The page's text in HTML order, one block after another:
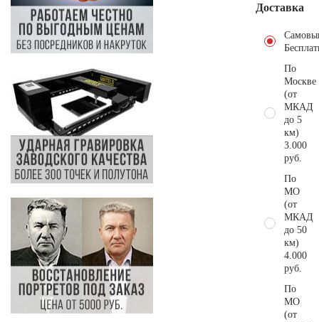
Доставка
По
Москве
(от
МКАД
до 5
км)
3.000
руб.
По
МО
(от
МКАД
до 50
км)
4.000
руб.
По
МО
(от